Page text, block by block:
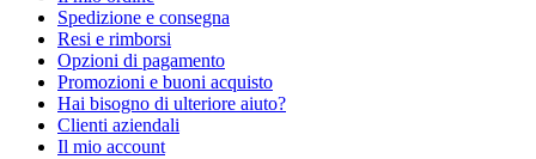
Spedizione e consegna
Resi e rimborsi
Opzioni di pagamento
Promozioni e buoni acquisto
Hai bisogno di ulteriore aiuto?
Clienti aziendali
Il mio account